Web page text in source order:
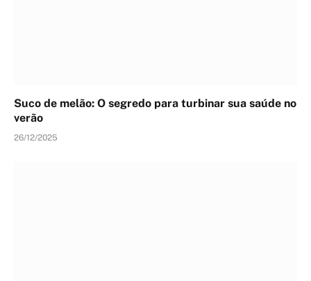
Suco de melão: O segredo para turbinar sua saúde no
verão
26/12/2025